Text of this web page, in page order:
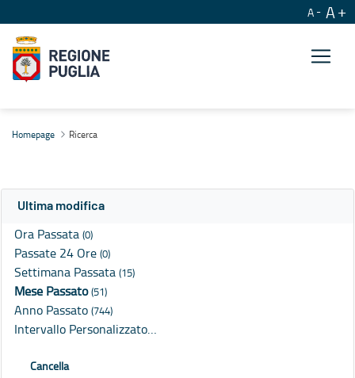
A A
Homepage Ricerca
Ultima modifica
Ora Passata (0)
Passate 24 Ore (0)
Settimana Passata (15)
Mese Passato(51)
Anno Passato (744)
Intervallo Personalizzato…
Cancella